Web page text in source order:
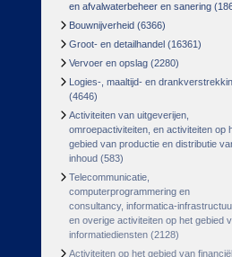
en afvalwaterbeheer en sanering
Bouwnijverheid (6366)
Groot- en detailhandel (16361)
Vervoer en opslag (2280)
Logies-, maaltijd- en
(4646)
Activiteiten van uitgeverijen,
omroepactiviteiten, en activiteiten op
gebied van productie en distributie
inhoud (583)
Telecommunicatie,
computerprogrammering en
consultancy, informatica-
en overige activiteiten op het gebied
informatiediensten (2128)
Activiteiten op het gebied van